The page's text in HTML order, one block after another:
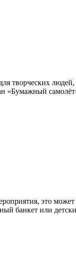
творческих
«Бумажный
это
банкет или